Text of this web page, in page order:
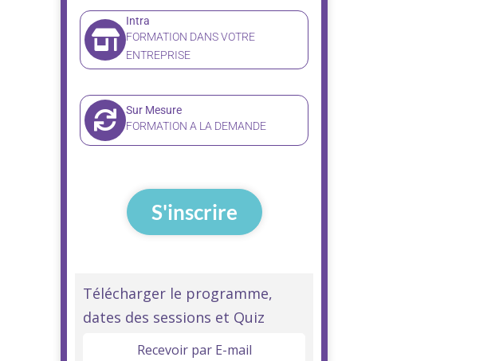
Intra
FORMATION DANS VOTRE
ENTREPRISE
Sur Mesure
FORMATION A LA DEMANDE
S'inscrire
Formation
CACES®
Télécharger le programme,
dates des sessions et Quiz
Recevoir par E-mail